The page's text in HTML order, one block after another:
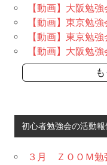
【動画】大阪勉
【動画】東京勉
【動画】東京勉
【動画】大阪勉
初心者勉強会の活動報
３月 ＺＯＯＭ勉